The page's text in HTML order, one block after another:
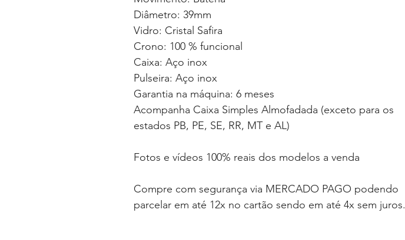
Diâmetro: 39mm
Vidro: Cristal Safira
Crono: 100 % funcional
Caixa: Aço inox
Pulseira: Aço inox
Garantia na máquina: 6 meses
Acompanha Caixa Simples Almofadada (exceto para os
estados PB, PE, SE, RR, MT e AL)
Fotos e vídeos 100% reais dos modelos a venda
Compre com segurança via MERCADO PAGO podendo
parcelar em até 12x no cartão sendo em até 4x sem juros.